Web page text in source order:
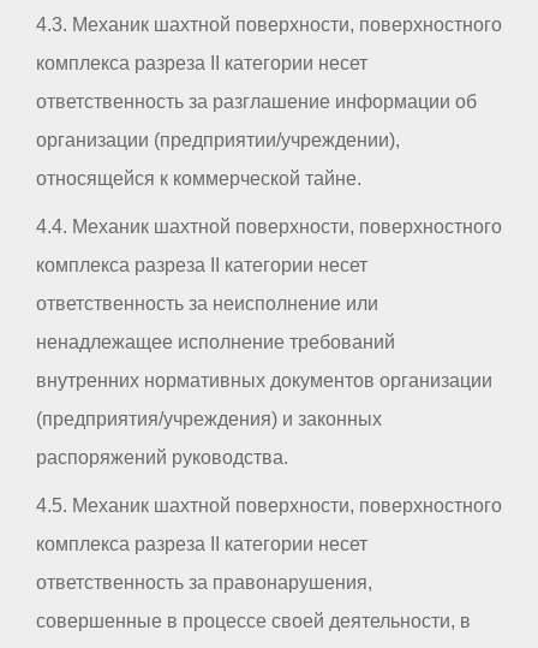
4.3. Механик шахтной поверхности, поверхностного
комплекса разреза II категории несет
ответственность за разглашение информации об
организации (предприятии/учреждении),
относящейся к коммерческой тайне.
4.4. Механик шахтной поверхности, поверхностного
комплекса разреза II категории несет
ответственность за неисполнение или
ненадлежащее исполнение требований
внутренних нормативных документов организации
(предприятия/учреждения) и законных
распоряжений руководства.
4.5. Механик шахтной поверхности, поверхностного
комплекса разреза II категории несет
ответственность за правонарушения,
совершенные в процессе своей деятельности, в